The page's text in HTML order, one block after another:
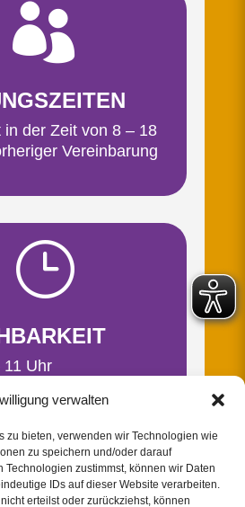
verwalten
zu bieten, verwenden wir Technologien wie
zu speichern und/oder darauf
Technologien zustimmst, können wir Daten
IDs auf dieser Website verarbeiten.
erteilst oder zurückziehst, können

in der Zeit von 8 – 18
Vereinbarung
}
11 Uhr
9 – 11 Uhr + 14 – 16
nicht durchgängig
Sie bitte den